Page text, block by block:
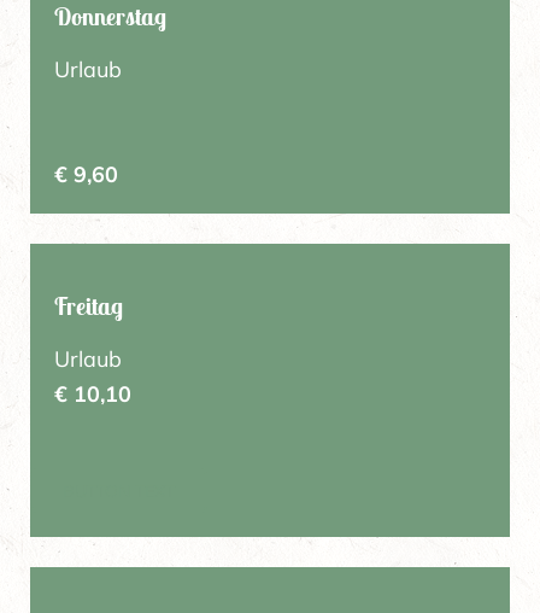
Donnerstag
Urlaub
€ 9,60
Freitag
Urlaub
€ 10,10